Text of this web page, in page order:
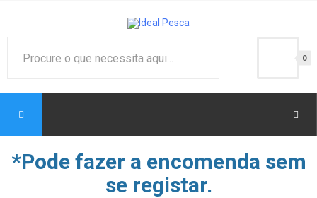
0
*Pode fazer a encomenda sem
se registar.